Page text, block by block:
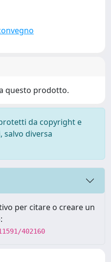
questo prodotto.
da copyright e
diversa
per citare o creare un
402160